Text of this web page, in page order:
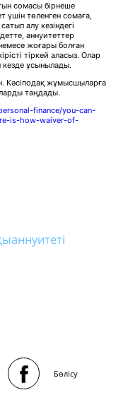
сомасы бірнеше
үшін төленген сомаға,
алу кезіндегі
аннуитеттер
жоғары болған
тіркей аласыз. Олар
кезде ұсынылады.
Кәсіподақ жұмысшыларға
таңдады.
finance/you-can-
is-how-waiver-of-
Бөлісу